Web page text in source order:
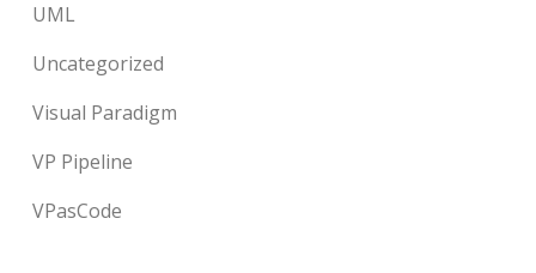
UML
Uncategorized
Visual Paradigm
VP Pipeline
VPasCode